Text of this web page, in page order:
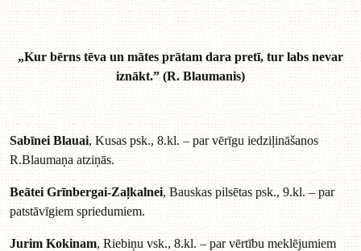
„Kur bērns tēva un mātes prātam dara pretī, tur labs nevar
iznākt.” (R. Blaumanis)
Sabīnei Blauai, Kusas psk., 8.kl. – par vērīgu iedziļināšanos
R.Blaumaņa atziņās.
Beātei Grīnbergai-Zaļkalnei, Bauskas pilsētas psk., 9.kl. – par
patstāvīgiem spriedumiem.
Jurim Kokinam, Riebiņu vsk., 8.kl. – par vērtību meklējumiem